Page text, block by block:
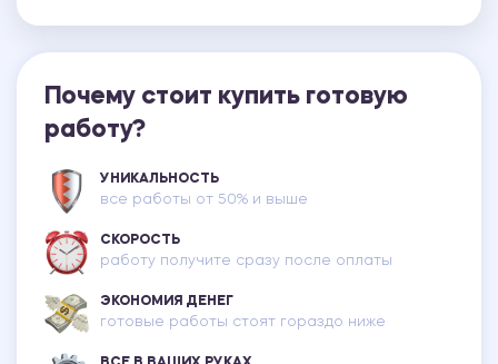
Почему стоит купить готовую
работу?
УНИКАЛЬНОСТЬ
все работы от 50% и выше
СКОРОСТЬ
работу получите сразу после оплаты
ЭКОНОМИЯ ДЕНЕГ
готовые работы стоят гораздо ниже